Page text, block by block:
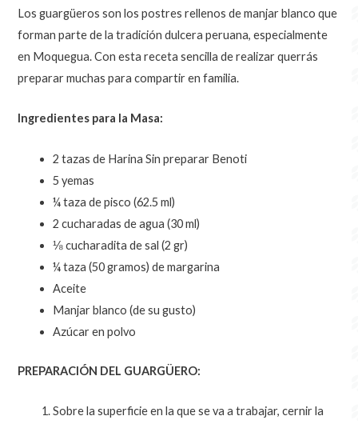
Los guargüeros son los postres rellenos de manjar blanco que
forman parte de la tradición dulcera peruana, especialmente
en Moquegua. Con esta receta sencilla de realizar querrás
preparar muchas para compartir en familia.
Ingredientes para la Masa:
2 tazas de Harina Sin preparar Benoti
5 yemas
¼ taza de pisco (62.5 ml)
2 cucharadas de agua (30 ml)
⅛ cucharadita de sal (2 gr)
¼ taza (50 gramos) de margarina
Aceite
Manjar blanco (de su gusto)
Azúcar en polvo
PREPARACIÓN DEL GUARGÜERO:
Sobre la superficie en la que se va a trabajar, cernir la